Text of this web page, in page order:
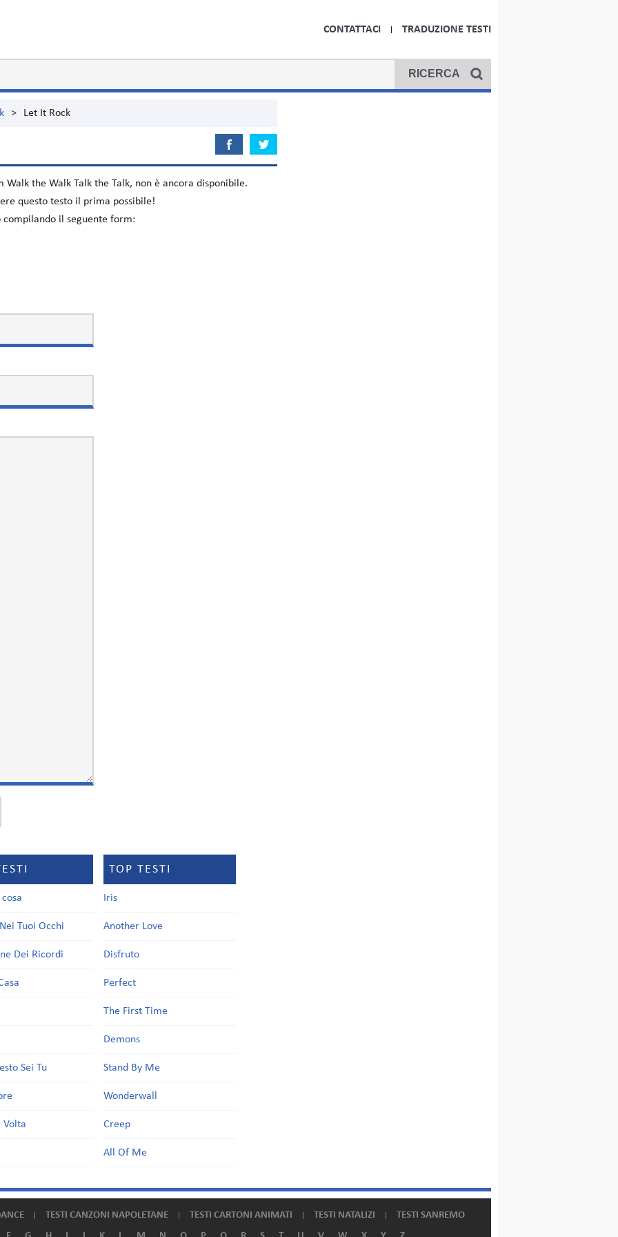
CONTATTACI TRADUZIONE TESTI
> Let It Rock
Walk the Walk Talk the Talk, non è ancora disponibile.
questo testo il prima possibile!
compilando il seguente form:
Tuoi Occhi
Dei Ricordi
Sei Tu
Volta
TOP TESTI
Iris
Another Love
Disfruto
Perfect
The First Time
Demons
Stand By Me
Wonderwall
Creep
All Of Me
TESTI CANZONI NAPOLETANE TESTI CARTONI ANIMATI TESTI NATALIZI
TESTI SANREMO